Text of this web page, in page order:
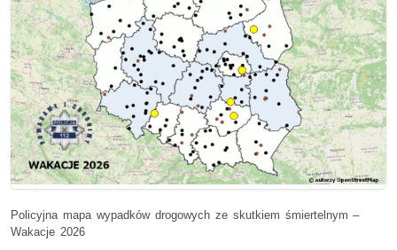
Policyjna mapa wypadków drogowych ze skutkiem śmiertelnym –
Wakacje 2026